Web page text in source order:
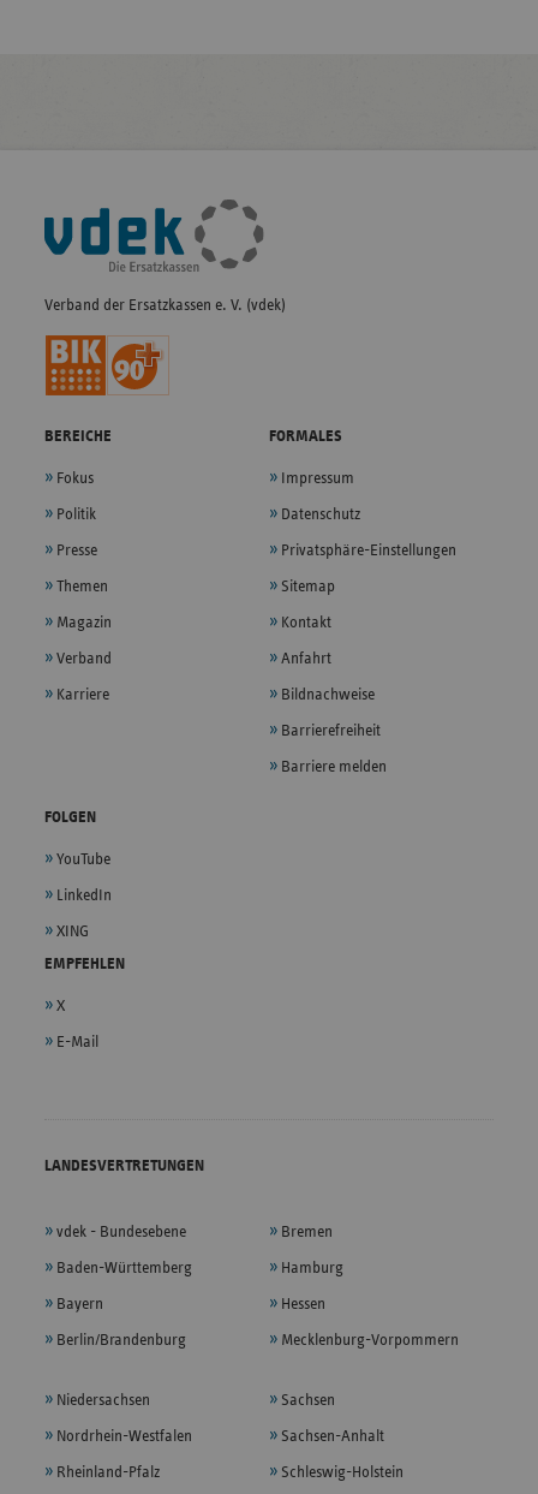
Fußleisten-
Navigation
Verband der Ersatzkassen e. V. (vdek)
BEREICHE
Fokus
Politik
Presse
Themen
Magazin
Verband
Karriere
FORMALES
Impressum
Datenschutz
Privatsphäre-Einstellungen
Sitemap
Kontakt
Anfahrt
Bildnachweise
Barrierefreiheit
Barriere melden
FOLGEN
YouTube
LinkedIn
XING
EMPFEHLEN
X
E-Mail
LANDESVERTRETUNGEN
vdek - Bundesebene
Baden-Württemberg
Bayern
Berlin/Brandenburg
Bremen
Hamburg
Hessen
Mecklenburg-Vorpommern
Niedersachsen
Nordrhein-Westfalen
Rheinland-Pfalz
Sachsen
Sachsen-Anhalt
Schleswig-Holstein